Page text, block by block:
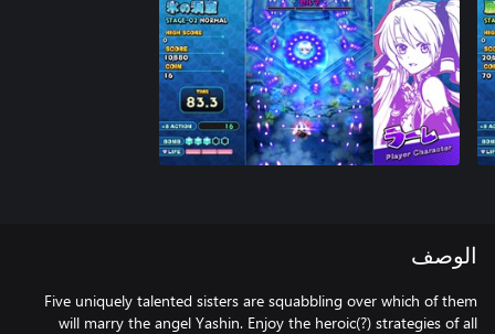
الوصف
Five uniquely talented sisters are squabbling over which of them
will marry the angel Yashin. Enjoy the heroic(?) strategies of all